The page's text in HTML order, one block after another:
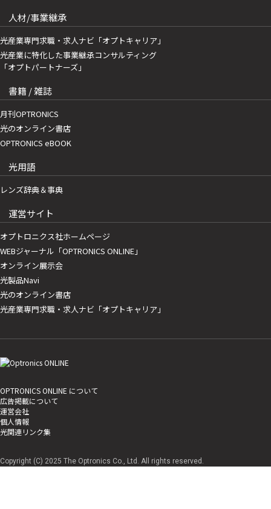
人材/事業継承
光産業専門求職・求人ナビ「オプトキャリア」
光産業に特化した事業継承コンサルティング
「オプトパートナーズ」
書籍 / 雑誌
月刊OPTRONICS
光のオンライン書店
OPTRONICS eBOOK
光用語
レンズ辞典＆事典
運営サイト
オプトロニクス社ホームページ
WEBジャーナル「OPTRONICS ONLINE」
オンライン展示会
光製品Navi
光のオンライン書店
光産業専門求職・求人ナビ「オプトキャリア」
OPTRONICS ONLINE について
広告掲載について
運営会社
個人情報
光関連リンク集
Copyright (C) 2025 The Optronics Co., Ltd. All rights reserved.